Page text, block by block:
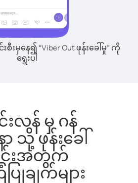
စီးမှနေ၍ “Viber Out ဖုန်းခေါ်မှု” ကို
ရွေးပါ
းလန် မှ ဂန်
သို့ ဖုန်းခေါ်
င်းအတွက်
ြုချက်များ